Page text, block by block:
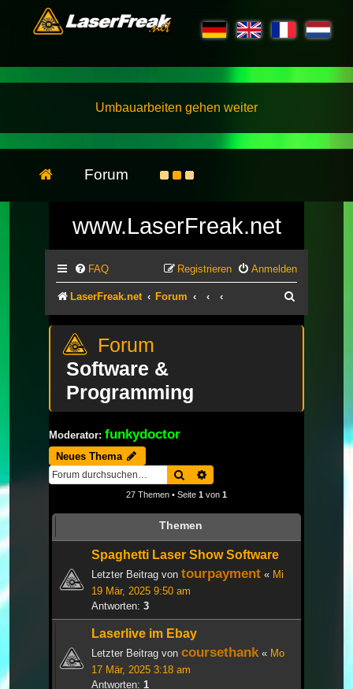
Umbauarbeiten gehen weiter
Forum
www.LaserFreak.net
FAQ Anmelden
Registrieren
LaserFreak.net Forum
Software &
Programming
Moderator: funkydoctor
Neues Thema
Suche
27 Themen • Seite 1 von 1
Themen
Spaghetti Laser Show Software
Letzter Beitrag von tourpayment « Mi
19 Mär, 2025 9:50 am
Antworten: 3
Laserlive im Ebay
Letzter Beitrag von coursethank« Mo
17 Mär, 2025 3:18 am
Antworten: 1